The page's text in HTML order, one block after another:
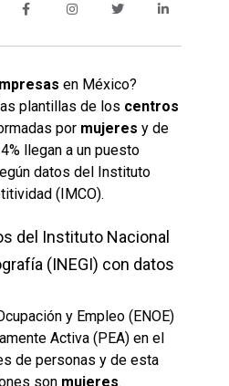
en México?
plantillas de los centros
por mujeres y de
llegan a un puesto
datos del Instituto
(IMCO).
del Instituto Nacional
(INEGI) con datos
y Empleo (ENOE)
Activa (PEA) en el
de personas y de esta
son mujeres.